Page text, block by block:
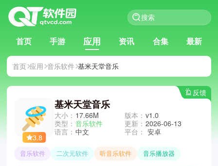
首页 手游 应用 资讯 合集 最新
首页 应用 音乐软件 基米天堂音乐
反馈
3.8
基米天堂音乐
大小： 17.66M
类型： 音乐软件
语言： 中文
版本： v1.0
更新： 2026-06-13
平台： 安卓
音乐软件 二次元软件 听音乐软件 音乐播放器